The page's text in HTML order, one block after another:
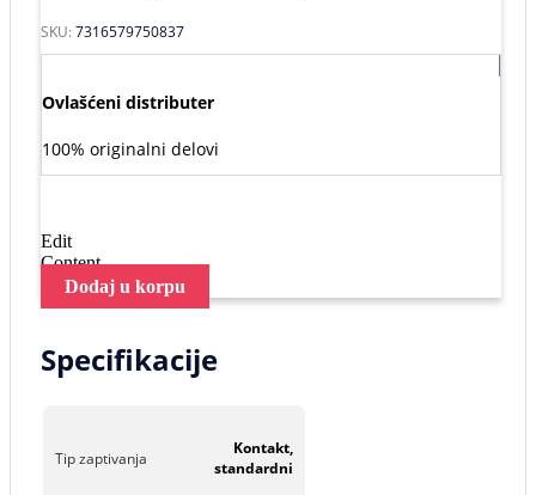
SKU:7316579750837
Ovlašćeni distributer
100% originalni delovi
Edit
Content
Dodaj u korpu
Specifikacije
Tip zaptivanja
Kontakt,
standardni